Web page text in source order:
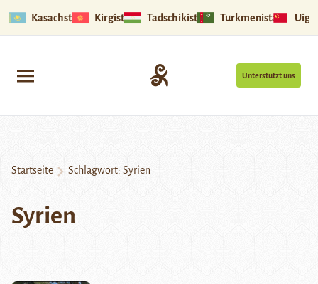
Kasachstan Kirgistan Tadschikistan Turkmenistan
Unterstützt uns
Startseite Schlagwort: Syrien
Syrien